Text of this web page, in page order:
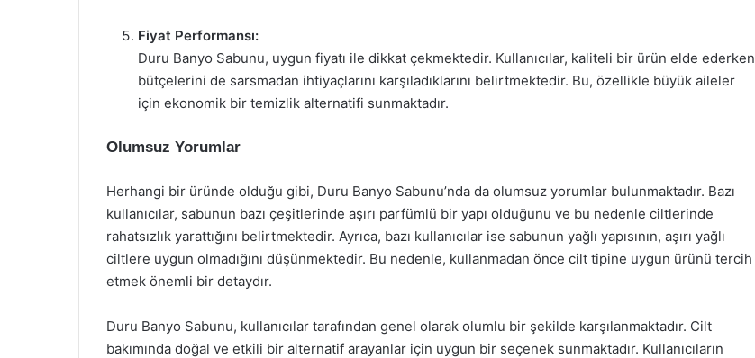
Fiyat Performansı:
Duru Banyo Sabunu, uygun fiyatı ile dikkat çekmektedir. Kullanıcılar, kaliteli bir ürün elde ederken
bütçelerini de sarsmadan ihtiyaçlarını karşıladıklarını belirtmektedir. Bu, özellikle büyük aileler
için ekonomik bir temizlik alternatifi sunmaktadır.
Olumsuz Yorumlar
Herhangi bir üründe olduğu gibi, Duru Banyo Sabunu’nda da olumsuz yorumlar bulunmaktadır. Bazı
kullanıcılar, sabunun bazı çeşitlerinde aşırı parfümlü bir yapı olduğunu ve bu nedenle ciltlerinde
rahatsızlık yarattığını belirtmektedir. Ayrıca, bazı kullanıcılar ise sabunun yağlı yapısının, aşırı yağlı
ciltlere uygun olmadığını düşünmektedir. Bu nedenle, kullanmadan önce cilt tipine uygun ürünü tercih
etmek önemli bir detaydır.
Duru Banyo Sabunu, kullanıcılar tarafından genel olarak olumlu bir şekilde karşılanmaktadır. Cilt
bakımında doğal ve etkili bir alternatif arayanlar için uygun bir seçenek sunmaktadır. Kullanıcıların